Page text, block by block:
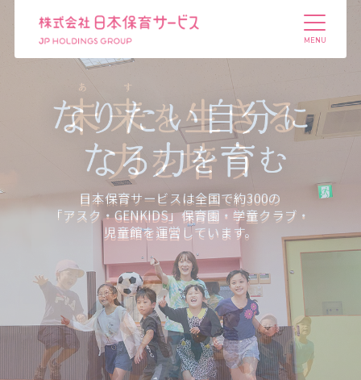
日本保育サービスは全国で約300の
「アスク・GENKIDS」保育園・学童クラブ・
児童館を運営しています。